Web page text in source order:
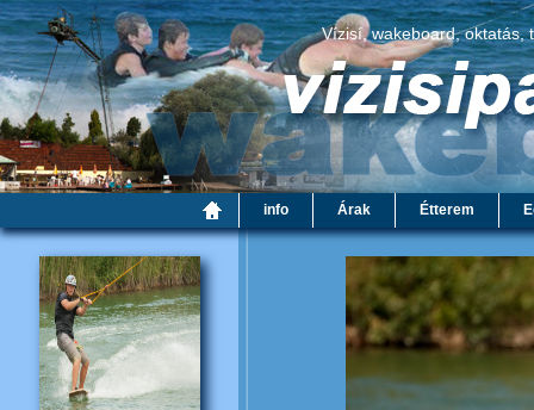
Vízisí, wakeboard, oktatás,
info Árak Étterem